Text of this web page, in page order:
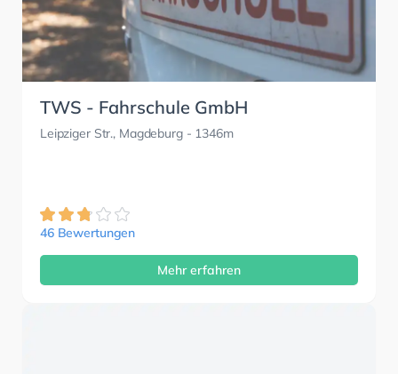
TWS - Fahrschule GmbH
Leipziger Str., Magdeburg- 1346m
46 Bewertungen
Mehr erfahren